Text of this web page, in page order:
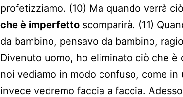
profetizziamo. (10) Ma quando verrà
che è imperfetto scomparirà. (11)
da bambino, pensavo da bambino,
Divenuto uomo, ho eliminato ciò che è
noi vediamo in modo confuso, come in
invece vedremo faccia a faccia. Adesso